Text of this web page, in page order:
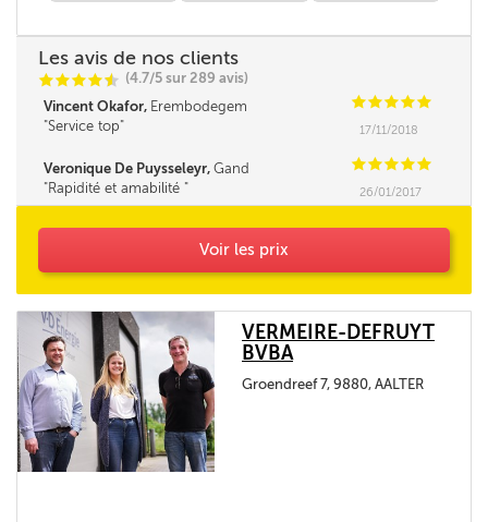
Les avis de nos clients
CCCCi
@ (4.7/5 sur 289 avis)
Vincent Okafor, Erembodegem CCCCC
Service top
17/11/2018
Veronique De Puysseleyr, Gand CCCCC
Rapidité et amabilité
26/01/2017
Voir les prix
VERMEIRE-DEFRUYT
BVBA
Groendreef 7, 9880, AALTER